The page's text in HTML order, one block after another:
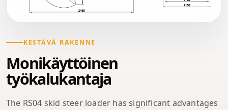
KESTÄVÄ RAKENNE
Monikäyttöinen
työkalukantaja
The RS04 skid steer loader has significant advantages